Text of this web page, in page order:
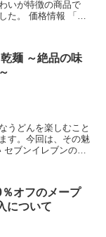
いが特徴の商品で
た。 価格情報 「７
麺 ～絶品の味
うどんを楽しむこと
す。今回は、その魅
ブンイレブンの乾
オフのメープ
について